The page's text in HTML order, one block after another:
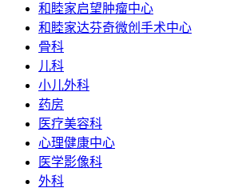
和睦家启望肿瘤中心
和睦家达芬奇微创手术中心
骨科
儿科
小儿外科
药房
医疗美容科
心理健康中心
医学影像科
外科